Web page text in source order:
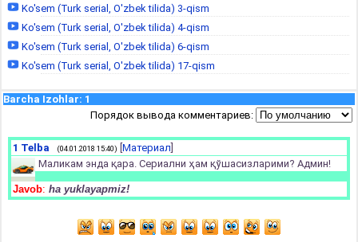
Ko'sem (Turk serial, O'zbek tilida) 3-qism
Ko'sem (Turk serial, O'zbek tilida) 4-qism
Ko'sem (Turk serial, O'zbek tilida) 6-qism
Ko'sem (Turk serial, O'zbek tilida) 17-qism
Barcha Izohlar: 1
Порядок вывода комментариев:
1 Telba (04.01.2018 15:40) Материал
Маликам энда қара. Сериални ҳам қўшасизларими? Админ!
Javob: ha yuklayapmiz!